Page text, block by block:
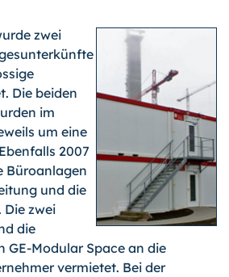
zwei
Die beiden
im
um eine
2007
Büroanlagen
und die
zwei
die
GE-Modular Space an die
vermietet. Bei der